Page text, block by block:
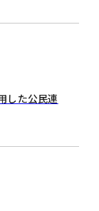
した公民連